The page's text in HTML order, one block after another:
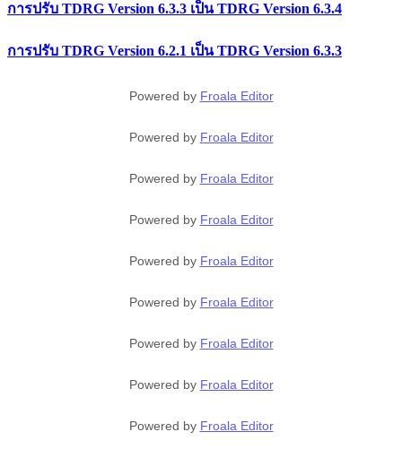
การปรับ TDRG Version 6.3.3 เป็น TDRG Version 6.3.4
การปรับ TDRG Version 6.2.1 เป็น TDRG Version 6.3.3
Powered by Froala Editor
Powered by Froala Editor
Powered by Froala Editor
Powered by Froala Editor
Powered by Froala Editor
Powered by Froala Editor
Powered by Froala Editor
Powered by Froala Editor
Powered by Froala Editor